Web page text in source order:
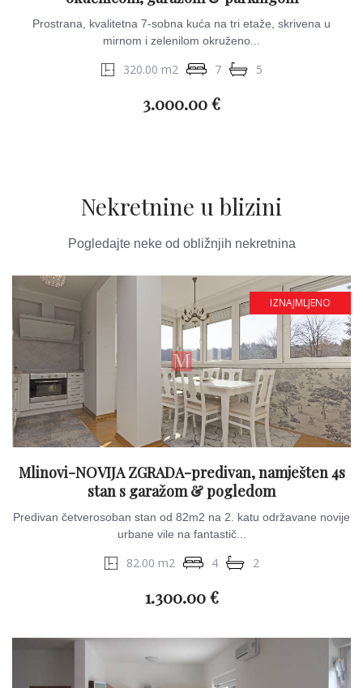
Prostrana, kvalitetna 7-sobna kuća na tri etaže, skrivena u
mirnom i zelenilom okruženo...
320.00 m2 7 5
3.000.00 €
Nekretnine u blizini
Pogledajte neke od obližnjih nekretnina
IZNAJMLJENO
Mlinovi-NOVIJA ZGRADA-predivan, namješten 4s
stan s garažom & pogledom
Predivan četverosoban stan od 82m2 na 2. katu održavane novije
urbane vile na fantastič...
82.00 m2 4 2
1.300.00 €